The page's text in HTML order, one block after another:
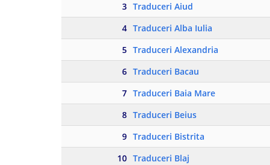
3 Traduceri Aiud
4 Traduceri Alba Iulia
5 Traduceri Alexandria
6 Traduceri Bacau
7 Traduceri Baia Mare
8 Traduceri Beius
9 Traduceri Bistrita
10 Traduceri Blaj